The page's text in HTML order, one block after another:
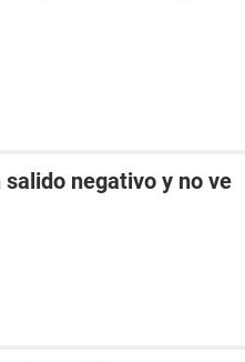
negativo y no ve